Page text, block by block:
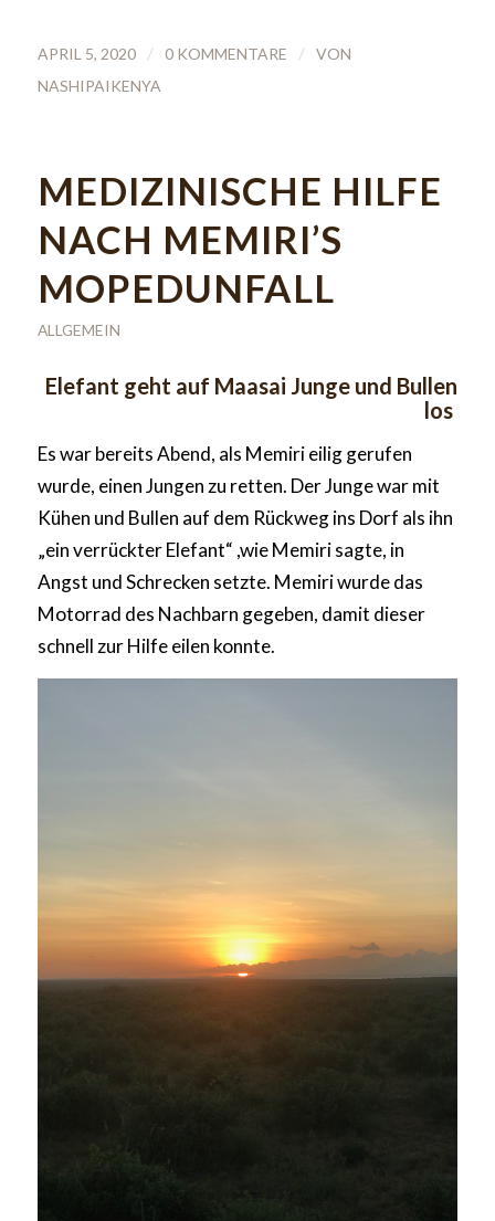
APRIL 5, 2020 / 0 KOMMENTARE /
VON
NASHIPAIKENYA
MEDIZINISCHE HILFE
NACH MEMIRI’S
MOPEDUNFALL
ALLGEMEIN
Elefant geht auf Maasai Junge und Bullen
los
Es war bereits Abend, als Memiri eilig gerufen
wurde, einen Jungen zu retten. Der Junge war mit
Kühen und Bullen auf dem Rückweg ins Dorf als ihn
„ein verrückter Elefant“ ,wie Memiri sagte, in
Angst und Schrecken setzte. Memiri wurde das
Motorrad des Nachbarn gegeben, damit dieser
schnell zur Hilfe eilen konnte.